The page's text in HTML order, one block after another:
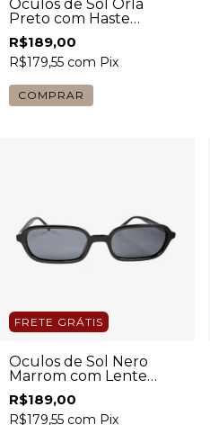
Óculos de Sol Orla
Preto com Haste
Madeira Escura
Masculino
R$189,00
R$179,55 com Pix
COMPRAR
FRETE GRÁTIS
Óculos de Sol Nero
Marrom com Lente
Fumê Feminino
R$189,00
R$179,55 com Pix